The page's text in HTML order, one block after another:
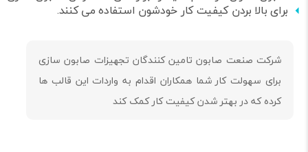
برای بالا بردن کیفیت کار خودشون استفاده می کنند.
شرکت صنعت صابون تامین کنندگان تجهیزات صابون سازی
برای سهولت کار شما همکاران اقدام به واردات این قالب ها
کرده که در بهتر شدن کیفیت کار کمک کند